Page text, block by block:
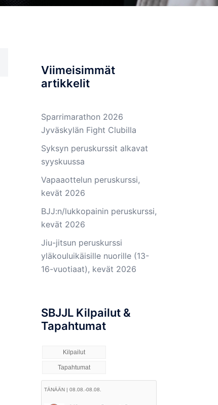
Viimeisimmät
artikkelit
Sparrimarathon 2026
Jyväskylän Fight Clubilla
Syksyn peruskurssit alkavat
syyskuussa
Vapaaottelun peruskurssi,
kevät 2026
BJJ:n/lukkopainin peruskurssi,
kevät 2026
Jiu-jitsun peruskurssi
yläkouluikäisille nuorille (13-
16-vuotiaat), kevät 2026
SBJJL Kilpailut &
Tapahtumat